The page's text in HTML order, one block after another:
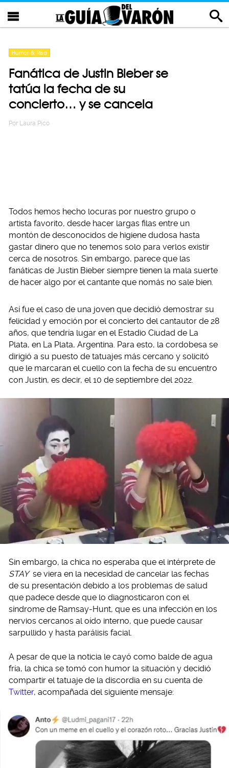
Humor & Risa
Fanática de Justin Bieber se
tatúa la fecha de su
concierto… y se cancela
Por Laura Pico
Todos hemos hecho locuras por nuestro grupo o
artista favorito, desde hacer largas filas entre un
montón de desconocidos de higiene dudosa hasta
gastar dinero que no tenemos solo para verlos existir
cerca de nosotros. Sin embargo, parece que las
fanáticas de Justin Bieber siempre tienen la mala suerte
de hacer algo por el cantante que nomás no sale bien.
Así fue el caso de una joven que decidió demostrar su
felicidad y emoción por el concierto del cantautor de 28
años, que tendría lugar en el Estadio Ciudad de La
Plata, en La Plata, Argentina. Para esto, la cordobesa se
dirigió a su puesto de tatuajes más cercano y solicitó
que le marcaran el cuello con la fecha de su encuentro
con Justin, es decir, el 10 de septiembre del 2022.
Sin embargo, la chica no esperaba que el intérprete de
STAY se viera en la necesidad de cancelar las fechas
de su presentación debido a los problemas de salud
que padece desde que lo diagnosticaron con el
síndrome de Ramsay-Hunt, que es una infección en los
nervios cercanos al oído interno, que puede causar
sarpullido y hasta parálisis facial.
A pesar de que la noticia le cayó como balde de agua
fría, la chica se tomó con humor la situación y decidió
compartir el tatuaje de la discordia en su cuenta de
Twitter, acompañada del siguiente mensaje: